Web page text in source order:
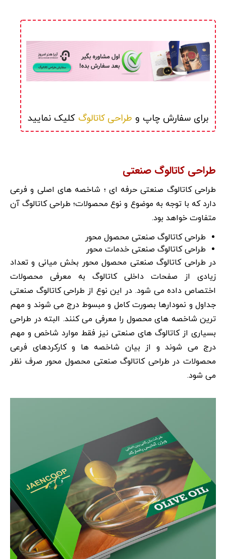
برای سفارش چاپ و طراحی کاتالوگ کلیک نمایید
طراحی کاتالوگ صنعتی
طراحی کاتالوگ صنعتی حرفه ای ؛ شاخصه های اصلی و فرعی
دارد که با توجه به موضوع و نوع محصولات؛ طراحی کاتالوگ آن
متفاوت خواهد بود.
طراحی کاتالوگ صنعتی محصول محور
طراحی کاتالوگ صنعتی خدمات محور
در طراحی کاتالوگ صنعتی محصول محور بخش میانی و تعداد
زیادی از صفحات داخلی کاتالوگ به معرفی محصولات
اختصاص داده می شود. در این نوع از طراحی کاتالوگ صنعتی
جداول و نمودارها بصورت کامل و مبسوط درج می شوند و مهم
ترین شاخصه های محصول را معرفی می کنند. البته در طراحی
بسیاری از کاتالوگ های صنعتی نیز فقط موارد شاخص و مهم
درج می شوند و از بیان شاخصه ها و کارکردهای فرعی
محصولات در طراحی کاتالوگ صنعتی محصول محور صرف نظر
می شود.